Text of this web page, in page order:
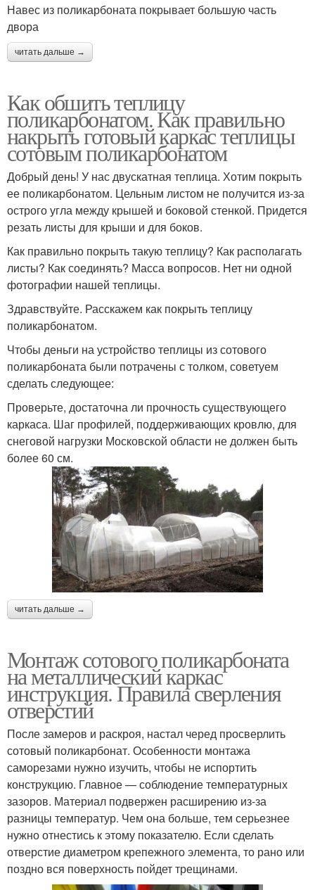
Навес из поликарбоната покрывает большую часть
двора
читать дальше →
Как обшить теплицу
поликарбонатом. Как правильно
накрыть готовый каркас теплицы
сотовым поликарбонатом
Добрый день! У нас двускатная теплица. Хотим покрыть
ее поликарбонатом. Цельным листом не получится из-за
острого угла между крышей и боковой стенкой. Придется
резать листы для крыши и для боков.
Как правильно покрыть такую теплицу? Как располагать
листы? Как соединять? Масса вопросов. Нет ни одной
фотографии нашей теплицы.
Здравствуйте. Расскажем как покрыть теплицу
поликарбонатом.
Чтобы деньги на устройство теплицы из сотового
поликарбоната были потрачены с толком, советуем
сделать следующее:
Проверьте, достаточна ли прочность существующего
каркаса. Шаг профилей, поддерживающих кровлю, для
снеговой нагрузки Московской области не должен быть
более 60 см.
читать дальше →
Монтаж сотового поликарбоната
на металлический каркас
инструкция. Правила сверления
отверстий
После замеров и раскроя, настал черед просверлить
сотовый поликарбонат. Особенности монтажа
саморезами нужно изучить, чтобы не испортить
конструкцию. Главное — соблюдение температурных
зазоров. Материал подвержен расширению из-за
разницы температур. Чем она больше, тем серьезнее
нужно отнестись к этому показателю. Если сделать
отверстие диаметром крепежного элемента, то рано или
поздно вся поверхность пойдет трещинами.